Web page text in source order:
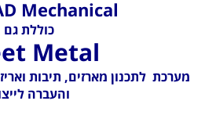
Mechanical
כוללת גם
Metal
מערכת לתכנון מארזים, תיבות
והעברה